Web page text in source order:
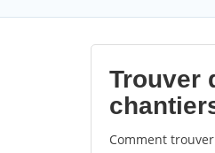
Trouver
Comment